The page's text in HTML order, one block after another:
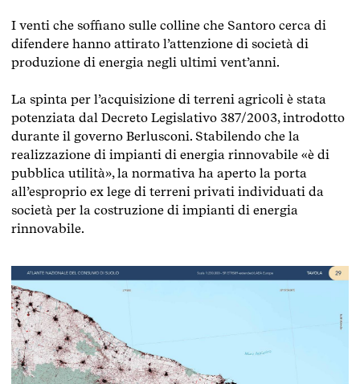
I venti che soffiano sulle colline che Santoro cerca di
difendere hanno attirato l’attenzione di società di
produzione di energia negli ultimi vent’anni.
La spinta per l’acquisizione di terreni agricoli è stata
potenziata dal Decreto Legislativo 387/2003, introdotto
durante il governo Berlusconi. Stabilendo che la
realizzazione di impianti di energia rinnovabile «è di
pubblica utilità», la normativa ha aperto la porta
all’esproprio ex lege di terreni privati individuati da
società per la costruzione di impianti di energia
rinnovabile.